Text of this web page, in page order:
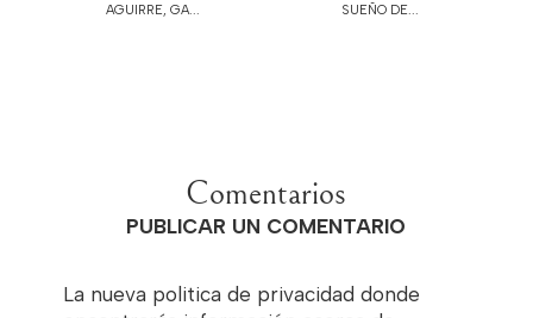
AGUIRRE, GA...
SUEÑO DE...
Comentarios
PUBLICAR UN COMENTARIO
La nueva politica de privacidad donde